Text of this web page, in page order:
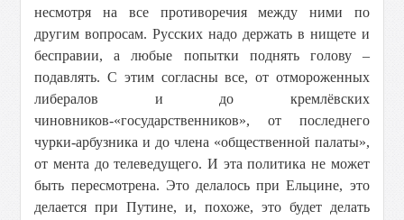
несмотря на все противоречия между ними по
другим вопросам. Русских надо держать в нищете и
бесправии, а любые попытки поднять голову –
подавлять. С этим согласны все, от отмороженных
либералов и до кремлёвских
чиновников-«государственников», от последнего
чурки-арбузника и до члена «общественной палаты»,
от мента до телеведущего. И эта политика не может
быть пересмотрена. Это делалось при Ельцине, это
делается при Путине, и, похоже, это будет делать